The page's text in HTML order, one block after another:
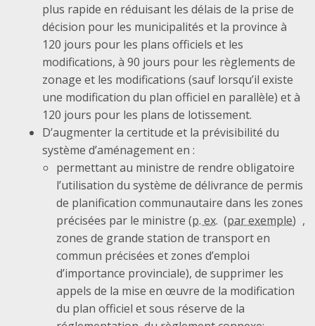
plus rapide en réduisant les délais de la prise de
décision pour les municipalités et la province à
120 jours pour les plans officiels et les
modifications, à 90 jours pour les règlements de
zonage et les modifications (sauf lorsqu’il existe
une modification du plan officiel en parallèle) et à
120 jours pour les plans de lotissement.
D’augmenter la certitude et la prévisibilité du
système d’aménagement en :
permettant au ministre de rendre obligatoire
l’utilisation du système de délivrance de permis
de planification communautaire dans les zones
précisées par le ministre (p. ex.
,
zones de grande station de transport en
commun précisées et zones d’emploi
d’importance provinciale), de supprimer les
appels de la mise en œuvre de la modification
du plan officiel et sous réserve de la